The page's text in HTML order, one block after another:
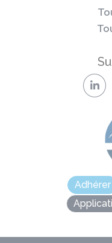
Adhérer